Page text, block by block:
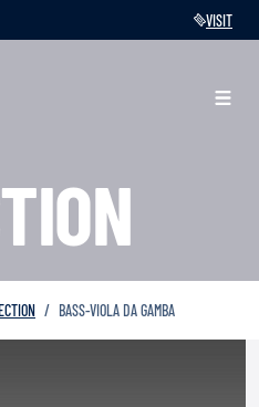
VISIT
BASS-VIOLA DA GAMBA